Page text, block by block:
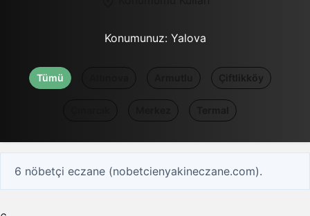
Konumunuz: Yalova
Tümü Çiftlikköy
6 nöbetçi eczane (nobetcienyakineczane.com).